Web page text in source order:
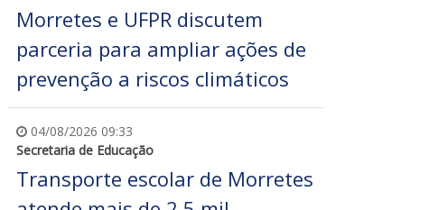
Morretes e UFPR discutem
parceria para ampliar ações de
prevenção a riscos climáticos
04/08/2026 09:33
Secretaria de Educação
Transporte escolar de Morretes